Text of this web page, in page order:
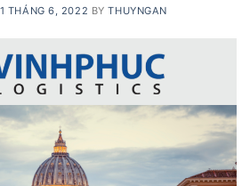
1 THÁNG 6, 2022 BYTHUYNGAN